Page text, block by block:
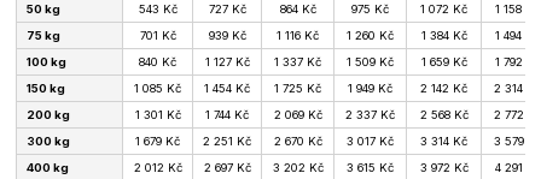
50 kg
543 Kč 727 Kč 864 Kč 975 Kč 1 072 Kč
1 158 Kč
75 kg
701 Kč 939 Kč 1 116 Kč 1 260 Kč 1 384 Kč
1 494 Kč
100 kg
840 Kč 1 127 Kč 1 337 Kč 1 509 Kč 1 659 Kč
1 792 Kč
150 kg
1 085 Kč 1 454 Kč 1 725 Kč 1 949 Kč 2 142 Kč
2 314 Kč
200 kg
1 301 Kč 1 744 Kč 2 069 Kč 2 337 Kč 2 568 Kč
2 772 Kč
300 kg
1 679 Kč 2 251 Kč 2 670 Kč 3 017 Kč 3 314 Kč
3 579 Kč
400 kg
2 012 Kč 2 697 Kč 3 202 Kč 3 615 Kč 3 972 Kč
4 291 Kč